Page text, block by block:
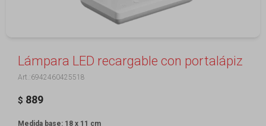
Lámpara LED recargable con portalápiz
6942460425518
$ 889
Medida base: 18 x 11 cm